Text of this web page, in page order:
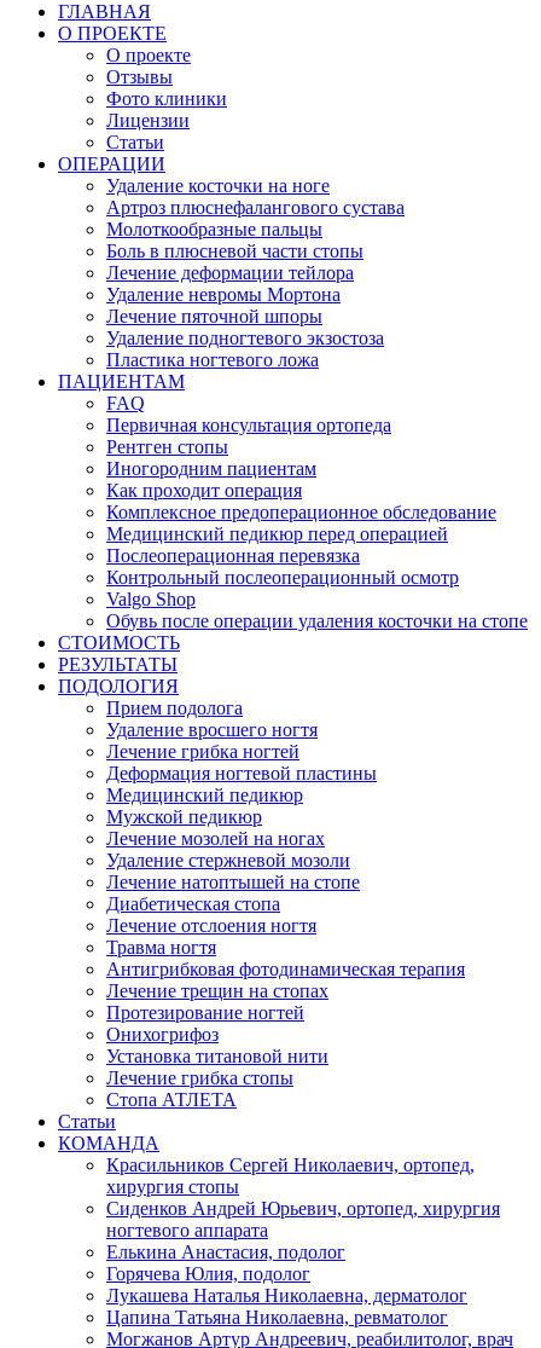
ГЛАВНАЯ
О ПРОЕКТЕ
О проекте
Отзывы
Фото клиники
Лицензии
Статьи
ОПЕРАЦИИ
Удаление косточки на ноге
Артроз плюснефалангового сустава
Молоткообразные пальцы
Боль в плюсневой части стопы
Лечение деформации тейлора
Удаление невромы Мортона
Лечение пяточной шпоры
Удаление подногтевого экзостоза
Пластика ногтевого ложа
ПАЦИЕНТАМ
FAQ
Первичная консультация ортопеда
Рентген стопы
Иногородним пациентам
Как проходит операция
Комплексное предоперационное обследование
Медицинский педикюр перед операцией
Послеоперационная перевязка
Контрольный послеоперационный осмотр
Valgo Shop
Обувь после операции удаления косточки на стопе
СТОИМОСТЬ
РЕЗУЛЬТАТЫ
ПОДОЛОГИЯ
Прием подолога
Удаление вросшего ногтя
Лечение грибка ногтей
Деформация ногтевой пластины
Медицинский педикюр
Мужской педикюр
Лечение мозолей на ногах
Удаление стержневой мозоли
Лечение натоптышей на стопе
Диабетическая стопа
Лечение отслоения ногтя
Травма ногтя
Антигрибковая фотодинамическая терапия
Лечение трещин на стопах
Протезирование ногтей
Онихогрифоз
Установка титановой нити
Лечение грибка стопы
Стопа АТЛЕТА
Статьи
КОМАНДА
Красильников Сергей Николаевич, ортопед,
хирургия стопы
Сиденков Андрей Юрьевич, ортопед, хирургия
ногтевого аппарата
Елькина Анастасия, подолог
Горячева Юлия, подолог
Лукашева Наталья Николаевна, дерматолог
Цапина Татьяна Николаевна, ревматолог
Могжанов Артур Андреевич, реабилитолог, врач